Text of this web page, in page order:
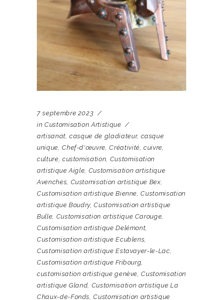
7 septembre 2023
in Customisation Artistique
artisanat,casque de gladiateur, casque
unique,Chef-d'œuvre,Créativité,cuivre,
culture, customisation, Customisation
artistique Aigle, Customisation artistique
Avenches, Customisation artistique Bex,
Customisation artistique Bienne,Customisation
artistique Boudry,Customisation artistique
Bulle, Customisation artistique Carouge,
Customisation artistique Delémont,
Customisation artistique Ecublens,
Customisation artistique Estavayer-le-Lac,
Customisation artistique Fribourg,
customisation artistique genève,Customisation
artistique Gland, Customisation artistique La
Chaux-de-Fonds,Customisation artistique